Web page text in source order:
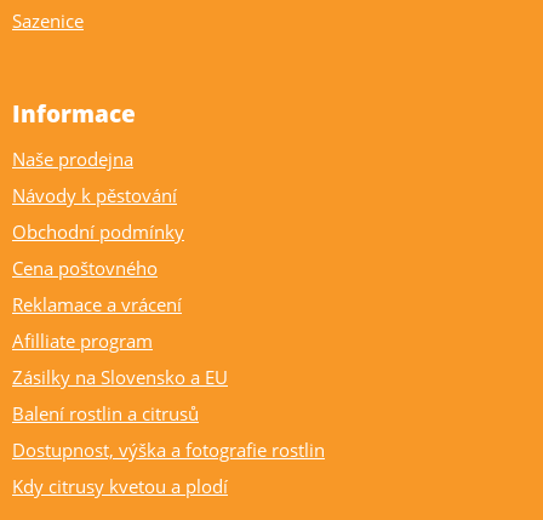
Sazenice
Informace
Naše prodejna
Návody k pěstování
Obchodní podmínky
Cena poštovného
Reklamace a vrácení
Afilliate program
Zásilky na Slovensko a EU
Balení rostlin a citrusů
Dostupnost, výška a fotografie rostlin
Kdy citrusy kvetou a plodí